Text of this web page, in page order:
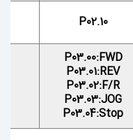
P02.10
P03.00:FWD
P03.01:REV
P03.02:F/R
P03.03:JOG
P03.04:Stop